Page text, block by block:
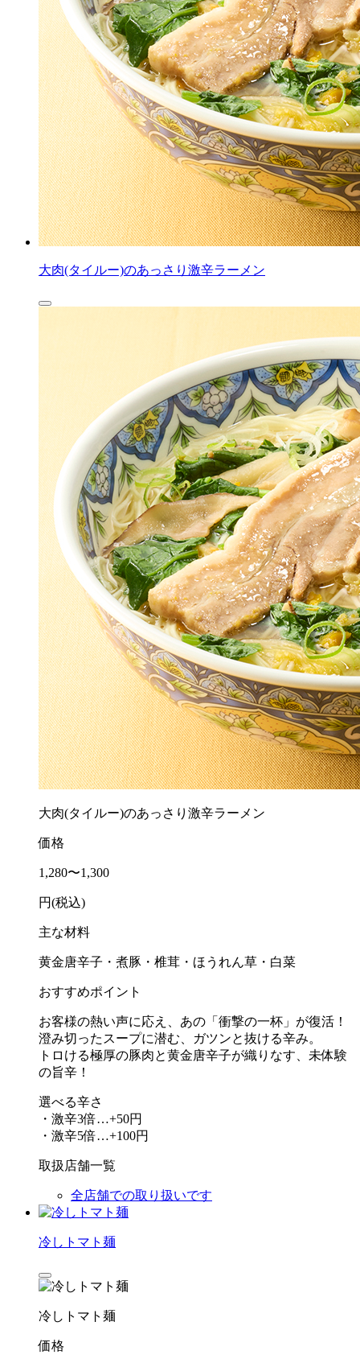
大肉(タイルー)のあっさり激辛ラーメン
大肉(タイルー)のあっさり激辛ラーメン
価格
1,280〜1,300
円(税込)
主な材料
黄金唐辛子・煮豚・椎茸・ほうれん草・白菜
おすすめポイント
お客様の熱い声に応え、あの「衝撃の一杯」が復活！
澄み切ったスープに潜む、ガツンと抜ける辛み。
トロける極厚の豚肉と黄金唐辛子が織りなす、未体験
の旨辛！
選べる辛さ
・激辛3倍…+50円
・激辛5倍…+100円
取扱店舗一覧
全店舗での取り扱いです
冷しトマト麺
冷しトマト麺
価格